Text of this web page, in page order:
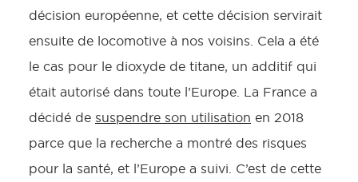
décision européenne, et cette décision servirait
ensuite de locomotive à nos voisins. Cela a été
le cas pour le dioxyde de titane, un additif qui
était autorisé dans toute l’Europe. La France a
décidé de suspendre son utilisation en 2018
parce que la recherche a montré des risques
pour la santé, et l’Europe a suivi. C’est de cette